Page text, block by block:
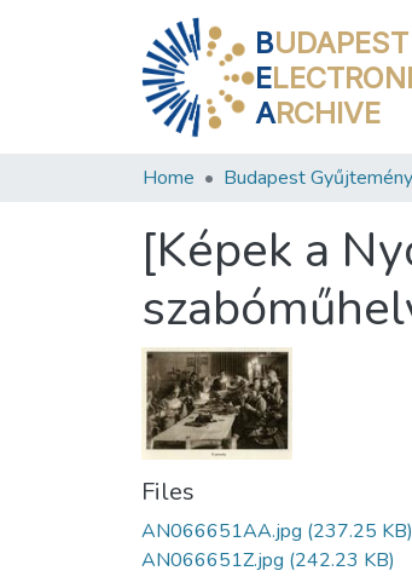
BUDAPEST
E
ARCHIVE
Home Budapest Gyűjtemény
[Képek a
Files
AN066651AA.jpg (237.25 KB)
AN066651Z.jpg (242.23 KB)